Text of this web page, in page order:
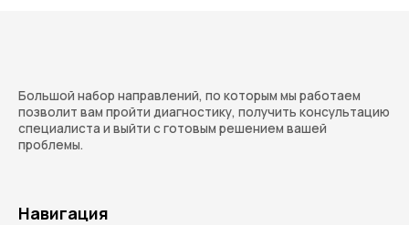
Большой набор направлений, по которым мы работаем
позволит вам пройти диагностику, получить консультацию
специалиста и выйти с готовым решением вашей
проблемы.
Навигация